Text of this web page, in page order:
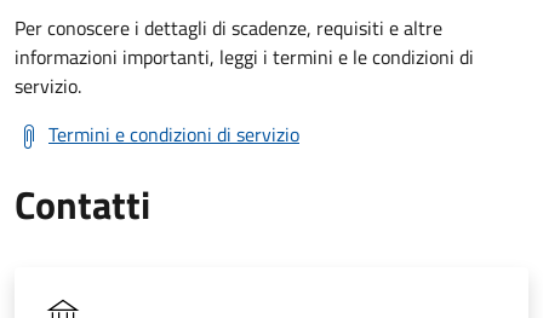
Per conoscere i dettagli di scadenze, requisiti e altre
informazioni importanti, leggi i termini e le condizioni di
servizio.
Termini e condizioni di servizio
Contatti